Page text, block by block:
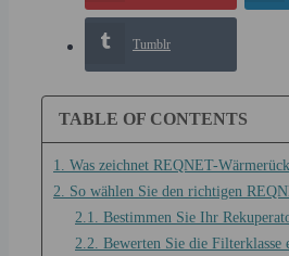
Tumblr
TABLE OF CONTENTS
1. Was zeichnet REQNET-
2. So wählen Sie den richtigen
2.1. Bestimmen Sie Ihr
2.2. Bewerten Sie die Filterklasse